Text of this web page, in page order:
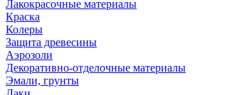
Лакокрасочные материалы
Краска
Колеры
Защита древесины
Аэрозоли
Декоративно-отделочные материалы
Эмали, грунты